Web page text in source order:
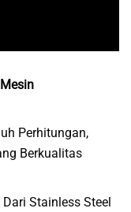
Perhitungan,
Berkualitas
Stainless Steel